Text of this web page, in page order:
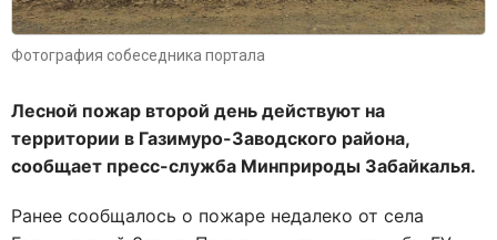
Фотография собеседника портала
Лесной пожар второй день действуют на
территории в Газимуро-Заводского района,
сообщает пресс-служба Минприроды Забайкалья.
Ранее сообщалось о пожаре недалеко от села